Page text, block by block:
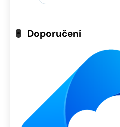
Doporučení